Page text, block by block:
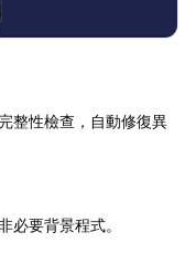
整性檢查，自動修復異
必要背景程式。